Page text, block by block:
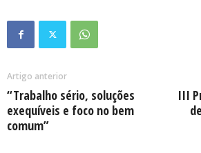
Artigo anterior
“Trabalho sério, soluções
exequíveis e foco no bem
comum”
III